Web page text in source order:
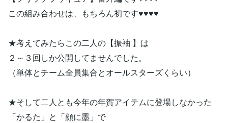
この組み合わせは、もちろん初です♥♥♥♥
★考えてみたらこの二人の【振袖 】は
２～３回しか公開してませんでした。
（単体とチーム全員集合とオールスターズくらい）
★そして二人とも今年の年賀アイテムに登場しなかった
「かるた」と「顔に墨」で